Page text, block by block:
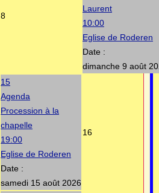
8
Laurent
10:00
Eglise de Roderen
Date :
dimanche 9 août
15
Agenda
Procession à la
chapelle
19:00
Eglise de Roderen
Date :
samedi 15 août 2026
16